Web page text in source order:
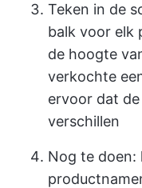
Teken in de
balk voor elk
de hoogte
verkochte
ervoor dat
verschillen
Nog te doen: